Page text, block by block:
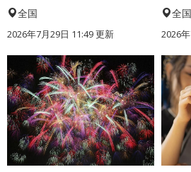
全国
2026年7月29日 11:49 更新
全国
2026